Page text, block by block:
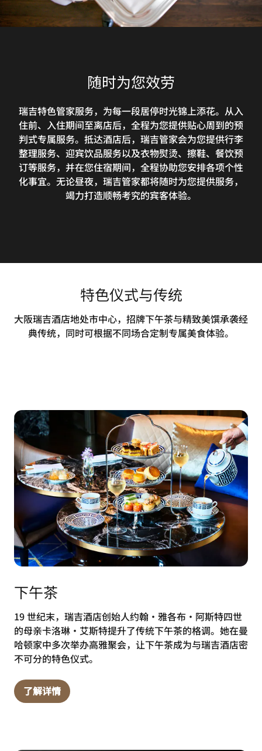
随时为您效劳
瑞吉特色管家服务，为每一段居停时光锦上添花。从入
住前、入住期间至离店后，全程为您提供贴心周到的预
判式专属服务。抵达酒店后，瑞吉管家会为您提供行李
整理服务、迎宾饮品服务以及衣物熨烫、擦鞋、餐饮预
订等服务，并在您住宿期间，全程协助您安排各项个性
化事宜。无论昼夜，瑞吉管家都将随时为您提供服务，
竭力打造顺畅考究的宾客体验。
特色仪式与传统
大阪瑞吉酒店地处市中心，招牌下午茶与精致美馔承袭经
典传统，同时可根据不同场合定制专属美食体验。
下午茶
19 世纪末，瑞吉酒店创始人约翰·雅各布·阿斯特四世
的母亲卡洛琳·艾斯特提升了传统下午茶的格调。她在曼
哈顿家中多次举办高雅聚会，让下午茶成为与瑞吉酒店密
不可分的特色仪式。
了解详情